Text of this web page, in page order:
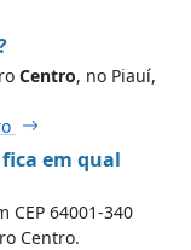
Centro, no Piauí,
em qual
CEP 64001-340
Centro.